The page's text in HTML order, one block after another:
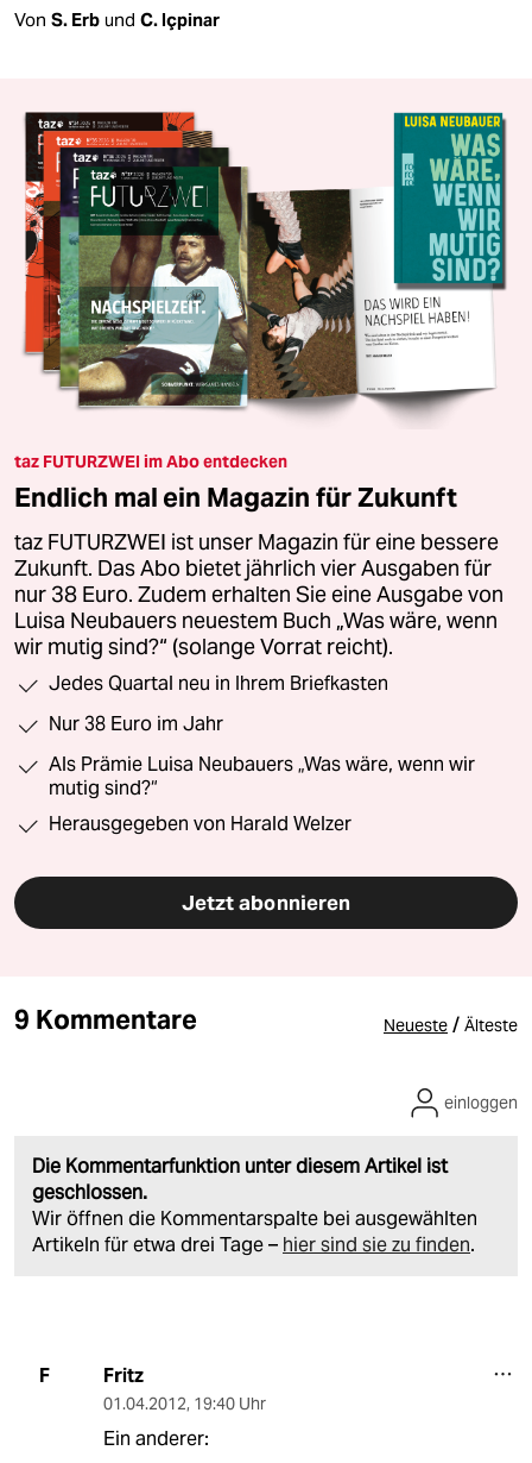
Von S. Erb und C. Içpinar
taz FUTURZWEI im Abo entdecken
Endlich mal ein Magazin für Zukunft
taz FUTURZWEI ist unser Magazin für eine bessere
Zukunft. Das Abo bietet jährlich vier Ausgaben für
nur 38 Euro. Zudem erhalten Sie eine Ausgabe von
Luisa Neubauers neuestem Buch „Was wäre, wenn
wir mutig sind?“ (solange Vorrat reicht).
Jedes Quartal neu in Ihrem Briefkasten
Nur 38 Euro im Jahr
Als Prämie Luisa Neubauers „Was wäre, wenn wir
mutig sind?“
Herausgegeben von Harald Welzer
Jetzt abonnieren
9 Kommentare Neueste / Älteste
Die Kommentarfunktion unter diesem Artikel ist
geschlossen.
Wir öffnen die Kommentarspalte bei ausgewählten
Artikeln für etwa drei Tage – hier sind sie zu finden.
einloggen
F Fritz
01.04.2012, 19:40 Uhr
Ein anderer: